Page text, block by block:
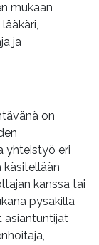
mukaan
ja
on
yhteistyö eri
käsitellään
kanssa tai
pysäkillä
asiantuntijat